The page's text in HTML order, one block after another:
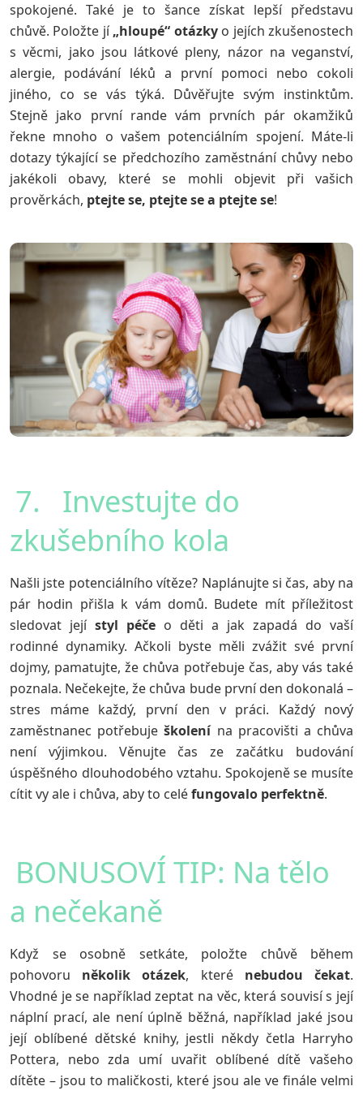
spokojené. Také je to šance získat lepší představu
chůvě. Položte jí„hloupé“ otázkyo jejích zkušenostech
s věcmi, jako jsou látkové pleny, názor na veganství,
alergie, podávání léků a první pomoci nebo cokoli
jiného, ​​co se vás týká. Důvěřujte svým instinktům.
Stejně jako první rande vám prvních pár okamžiků
řekne mnoho o vašem potenciálním spojení. Máte-li
dotazy týkající se předchozího zaměstnání chůvy nebo
jakékoli obavy, které se mohli objevit při vašich
prověrkách, ptejte se, ptejte se a ptejte se!
7. Investujte do
zkušebního kola
Našli jste potenciálního vítěze? Naplánujte si čas, aby na
pár hodin přišla k vám domů. Budete mít příležitost
sledovat její styl péče o děti a jak zapadá do vaší
rodinné dynamiky. Ačkoli byste měli zvážit své první
dojmy, pamatujte, že chůva potřebuje čas, aby vás také
poznala. Nečekejte, že chůva bude první den dokonalá –
stres máme každý, první den v práci. Každý nový
zaměstnanec potřebuješkolenína pracovišti a chůva
není výjimkou. Věnujte čas ze začátku budování
úspěšného dlouhodobého vztahu. Spokojeně se musíte
cítit vy ale i chůva, aby to celéfungovalo perfektně.
BONUSOVÍ TIP: Na tělo
a nečekaně
Když se osobně setkáte, položte chůvě během
pohovoru několik otázek, které nebudou čekat.
Vhodné je se například zeptat na věc, která souvisí s její
náplní prací, ale není úplně běžná, například jaké jsou
její oblíbené dětské knihy, jestli někdy četla Harryho
Pottera, nebo zda umí uvařit oblíbené dítě vašeho
dítěte – jsou to maličkosti, které jsou ale ve finále velmi